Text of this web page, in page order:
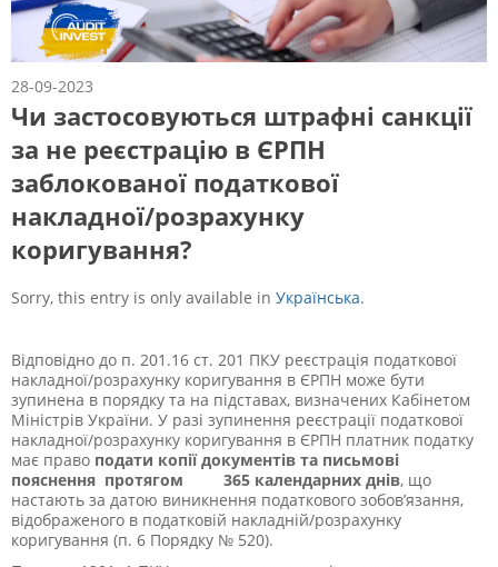
28-09-2023
Чи застосовуються штрафні санкції
за не реєстрацію в ЄРПН
заблокованої податкової
накладної/розрахунку
коригування?
Sorry, this entry is only available in Українська.
Відповідно до п. 201.16 ст. 201 ПКУ реєстрація податкової
накладної/розрахунку коригування в ЄРПН може бути
зупинена в порядку та на підставах, визначених Кабінетом
Міністрів України. У разі зупинення реєстрації податкової
накладної/розрахунку коригування в ЄРПН платник податку
має право подати копії документів та письмові
пояснення протягом 365 календарних днів, що
настають за датою виникнення податкового зобов’язання,
відображеного в податковій накладній/розрахунку
коригування (п. 6 Порядку № 520).